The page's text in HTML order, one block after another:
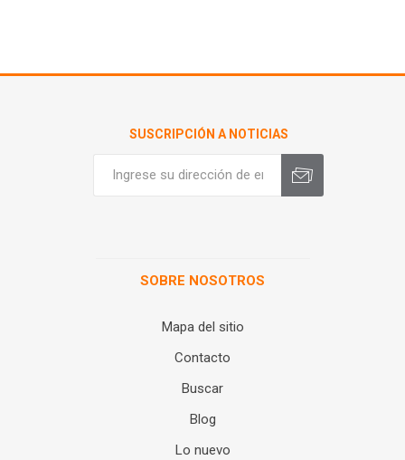
SUSCRIPCIÓN A NOTICIAS
SOBRE NOSOTROS
Mapa del sitio
Contacto
Buscar
Blog
Lo nuevo